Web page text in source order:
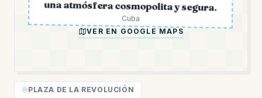
una atmósfera cosmopolita y segura.
Cuba
VER EN GOOGLE MAPS
PLAZA DE LA REVOLUCIÓN